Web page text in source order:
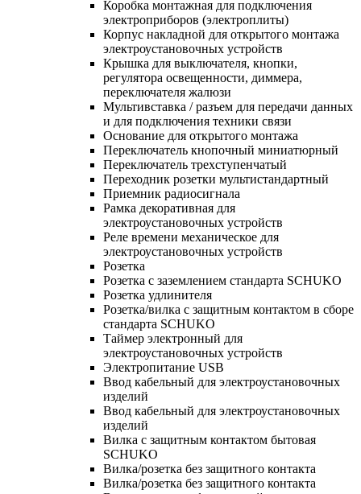
Коробка монтажная для подключения
электроприборов (электроплиты)
Корпус накладной для открытого монтажа
электроустановочных устройств
Крышка для выключателя, кнопки,
регулятора освещенности, диммера,
переключателя жалюзи
Мультивставка / разъем для передачи данных
и для подключения техники связи
Основание для открытого монтажа
Переключатель кнопочный миниатюрный
Переключатель трехступенчатый
Переходник розетки мультистандартный
Приемник радиосигнала
Рамка декоративная для
электроустановочных устройств
Реле времени механическое для
электроустановочных устройств
Розетка
Розетка с заземлением стандарта SCHUKO
Розетка удлинителя
Розетка/вилка с защитным контактом в сборе
стандарта SCHUKO
Таймер электронный для
электроустановочных устройств
Электропитание USB
Ввод кабельный для электроустановочных
изделий
Ввод кабельный для электроустановочных
изделий
Вилка с защитным контактом бытовая
SCHUKO
Вилка/розетка без защитного контакта
Вилка/розетка без защитного контакта